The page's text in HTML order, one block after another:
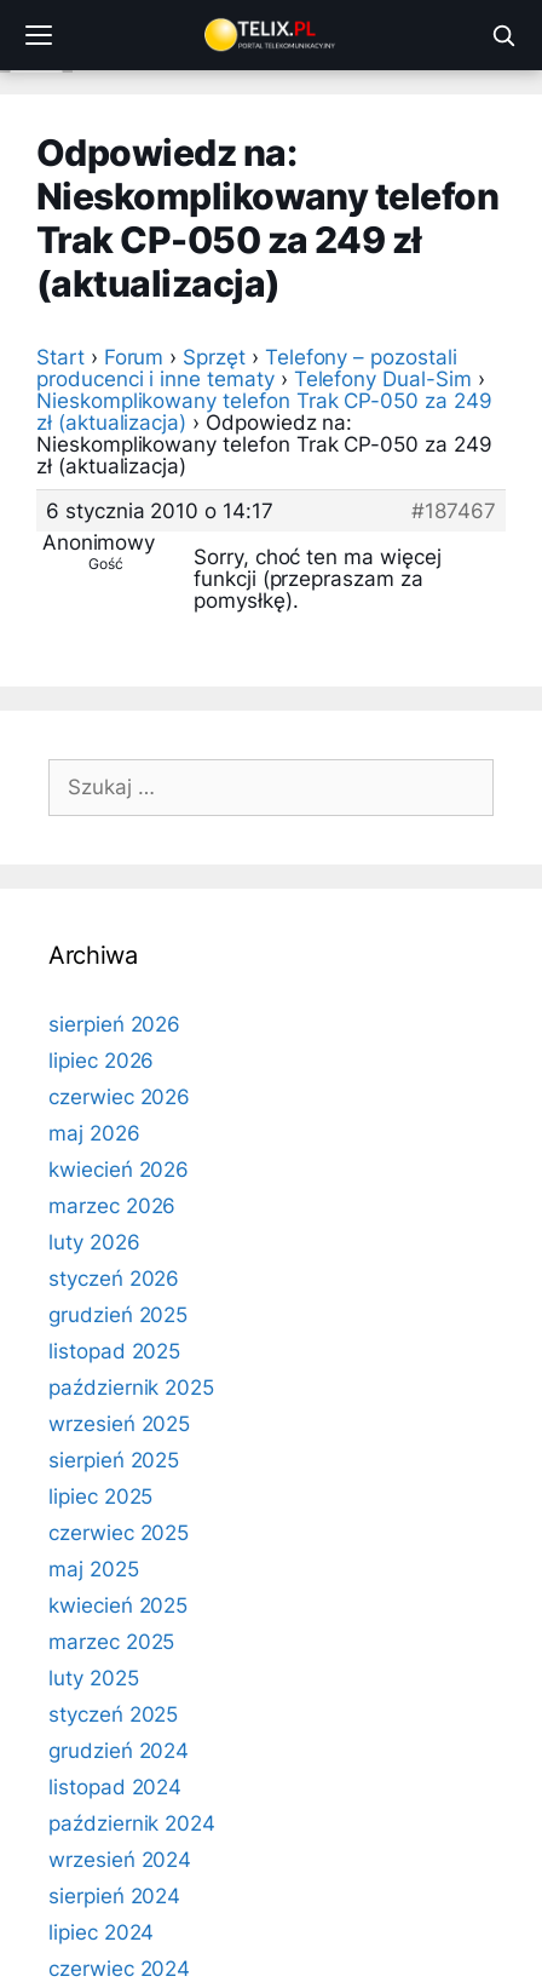
treści
Odpowiedz na:
Nieskomplikowany telefon
Trak CP-050 za 249 zł
(aktualizacja)
Start › Forum › Sprzęt › Telefony – pozostali
producenci i inne tematy › Telefony Dual-Sim ›
Nieskomplikowany telefon Trak CP-050 za 249
zł (aktualizacja) › Odpowiedz na:
Nieskomplikowany telefon Trak CP-050 za 249
zł (aktualizacja)
6 stycznia 2010 o 14:17
#187467
Anonimowy
Gość
Sorry, choć ten ma więcej
funkcji (przepraszam za
pomysłkę).
Szukaj:
Archiwa
sierpień 2026
lipiec 2026
czerwiec 2026
maj 2026
kwiecień 2026
marzec 2026
luty 2026
styczeń 2026
grudzień 2025
listopad 2025
październik 2025
wrzesień 2025
sierpień 2025
lipiec 2025
czerwiec 2025
maj 2025
kwiecień 2025
marzec 2025
luty 2025
styczeń 2025
grudzień 2024
listopad 2024
październik 2024
wrzesień 2024
sierpień 2024
lipiec 2024
czerwiec 2024